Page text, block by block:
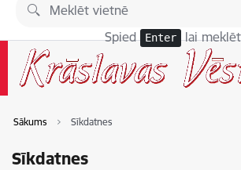
Pāriet uz lapas saturu
Spied Enter lai
Sākums Sīkdatnes
Sīkdatnes